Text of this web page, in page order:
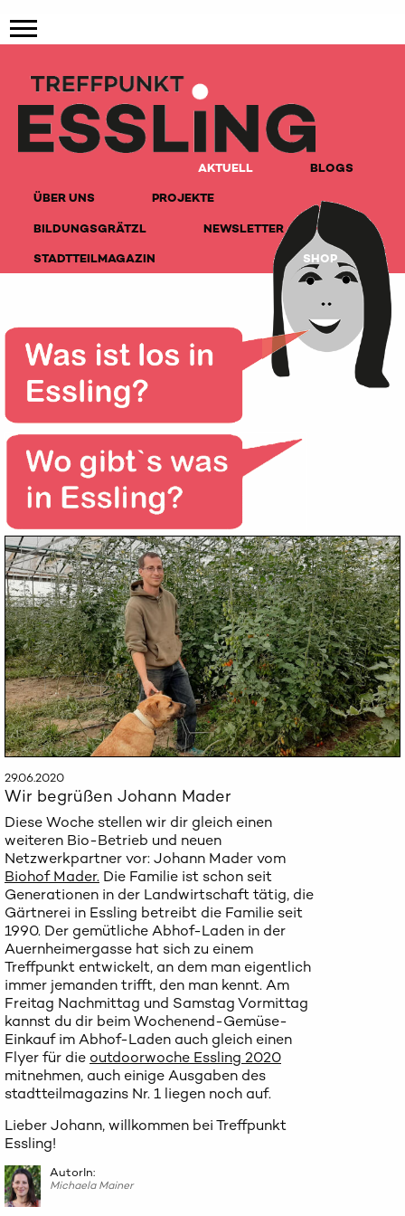
AKTUELL
BLOGS
ÜBER UNS
PROJEKTE
BILDUNGSGRÄTZL
NEWSLETTER
STADTTEILMAGAZIN
SHOP
29.06.2020
Wir begrüßen Johann Mader
Diese Woche stellen wir dir gleich einen
weiteren Bio-Betrieb und neuen
Netzwerkpartner vor: Johann Mader vom
Biohof Mader. Die Familie ist schon seit
Generationen in der Landwirtschaft tätig, die
Gärtnerei in Essling betreibt die Familie seit
1990. Der gemütliche Abhof-Laden in der
Auernheimergasse hat sich zu einem
Treffpunkt entwickelt, an dem man eigentlich
immer jemanden trifft, den man kennt. Am
Freitag Nachmittag und Samstag Vormittag
kannst du dir beim Wochenend-Gemüse-
Einkauf im Abhof-Laden auch gleich einen
Flyer für die outdoorwoche Essling 2020
mitnehmen, auch einige Ausgaben des
stadtteilmagazins Nr. 1 liegen noch auf.
Lieber Johann, willkommen bei Treffpunkt
Essling!
AutorIn:
Michaela Mainer